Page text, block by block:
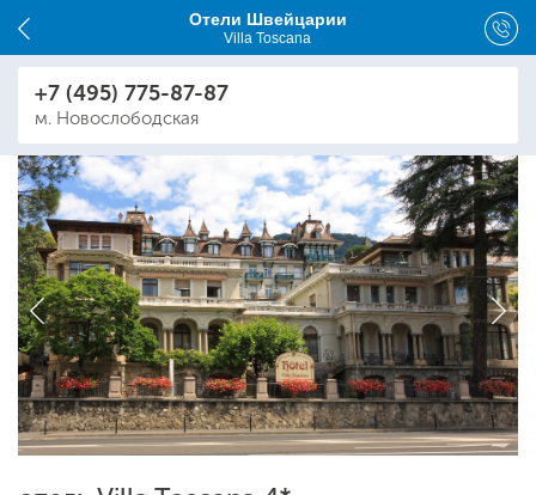
Отели Швейцарии
Villa Toscana
+7 (495) 775-87-87
м. Новослободская